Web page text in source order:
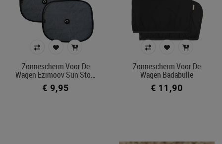
Zonnescherm Voor De
Wagen Ezimoov Sun Sto…
€ 9,95
Zonnescherm Voor De
Wagen Badabulle
€ 11,90